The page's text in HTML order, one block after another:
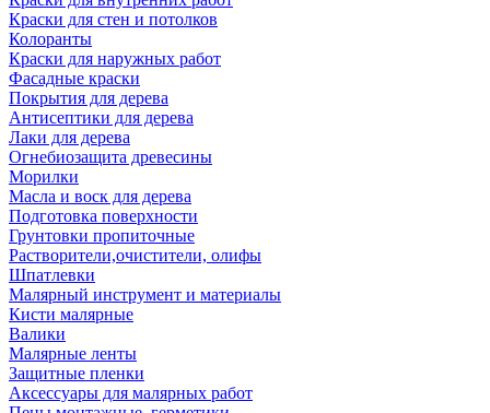
Краски для стен и потолков
Колоранты
Краски для наружных работ
Фасадные краски
Покрытия для дерева
Антисептики для дерева
Лаки для дерева
Огнебиозащита древесины
Морилки
Масла и воск для дерева
Подготовка поверхности
Грунтовки пропиточные
Растворители,очистители, олифы
Шпатлевки
Малярный инструмент и материалы
Кисти малярные
Валики
Малярные ленты
Защитные пленки
Аксессуары для малярных работ